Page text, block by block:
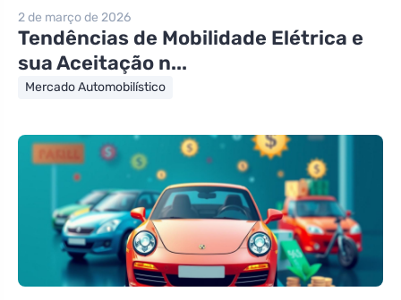
2 de março de 2026
Tendências de Mobilidade Elétrica e
sua Aceitação n...
Mercado Automobilístico